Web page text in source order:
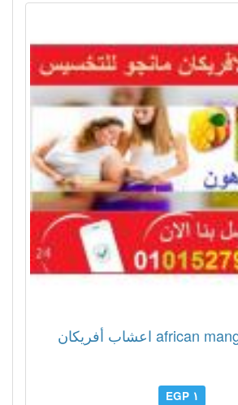
ناسف الدهون african mango اعشاب أفريكان
١ EGP